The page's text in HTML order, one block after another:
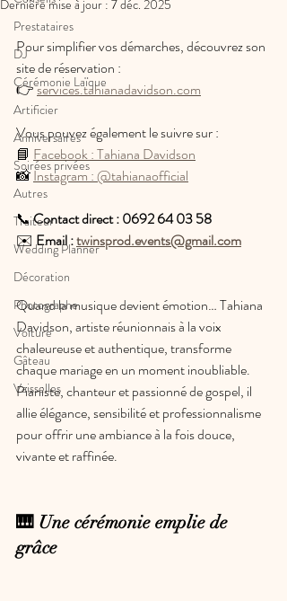
Prestataires
DJ
Cérémonie Laïque
Artificier
Anniversaires
Soirées privées
Autres
Traiteur
Wedding Planner
Décoration
Photographe
Voiture
Gâteau
Vaisselles
Dernière mise à jour : 7 déc. 2025
Pour simplifier vos démarches, découvrez son
site de réservation :
👉 services.tahianadavidson.com
Vous pouvez également le suivre sur :
📘 Facebook : Tahiana Davidson
📸 Instagram : @tahianaofficial
📞 Contact direct : 0692 64 03 58
✉️ Email : twinsprod.events@gmail.com
Quand la musique devient émotion… Tahiana
Davidson, artiste réunionnais à la voix
chaleureuse et authentique, transforme
chaque mariage en un moment inoubliable.
Pianiste, chanteur et passionné de gospel, il
allie élégance, sensibilité et professionnalisme
pour offrir une ambiance à la fois douce,
vivante et raffinée.
🎹 Une cérémonie emplie de
grâce